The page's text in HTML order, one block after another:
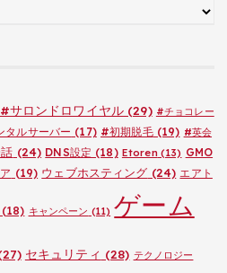
#サロンドロワイヤル(29) #チョコレー
タルサーバー (17) #初期脱毛(19) #英会
(24) DNS設定 (18) Etoren(13) GMO
(19) ウェブホスティング (24) エアト
キャンペーン (11) ゲーム
セキュリティ (28) テクノロジー